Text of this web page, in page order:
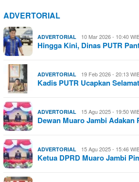
ADVERTORIAL
ADVERTORIAL 10 Mar 2026 - 10:40
Hingga Kini, Dinas PUTR
ADVERTORIAL 19 Feb 2026 - 20:13
Kadis PUTR Ucapkan
ADVERTORIAL 15 Agu 2025 - 19:50
Dewan Muaro Jambi
ADVERTORIAL 15 Agu 2025 - 15:46
Ketua DPRD Muaro Jambi